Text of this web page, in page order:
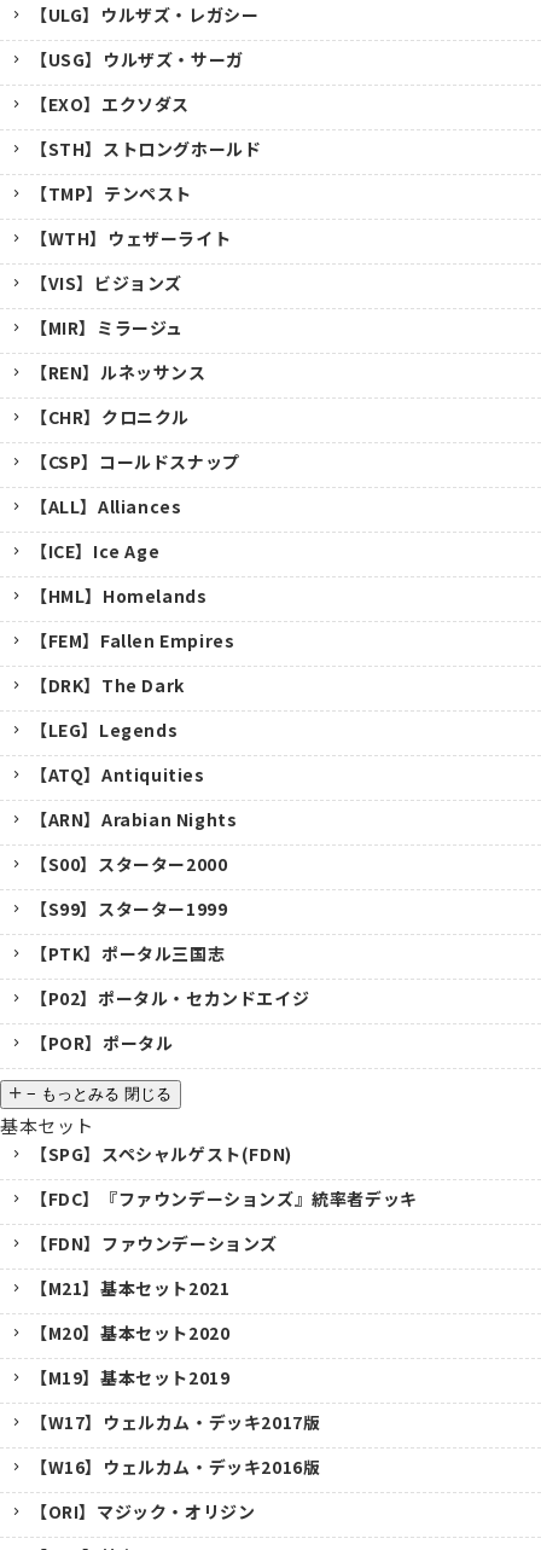
【ULG】ウルザズ・レガシー
【USG】ウルザズ・サーガ
【EXO】エクソダス
【STH】ストロングホールド
【TMP】テンペスト
【WTH】ウェザーライト
【VIS】ビジョンズ
【MIR】ミラージュ
【REN】ルネッサンス
【CHR】クロニクル
【CSP】コールドスナップ
【ALL】Alliances
【ICE】Ice Age
【HML】Homelands
【FEM】Fallen Empires
【DRK】The Dark
【LEG】Legends
【ATQ】Antiquities
【ARN】Arabian Nights
【S00】スターター2000
【S99】スターター1999
【PTK】ポータル三国志
【P02】ポータル・セカンドエイジ
【POR】ポータル
− もっとみる 閉じる
基本セット
【SPG】スペシャルゲスト(FDN)
【FDC】『ファウンデーションズ』統率者デッキ
【FDN】ファウンデーションズ
【M21】基本セット2021
【M20】基本セット2020
【M19】基本セット2019
【W17】ウェルカム・デッキ2017版
【W16】ウェルカム・デッキ2016版
【ORI】マジック・オリジン